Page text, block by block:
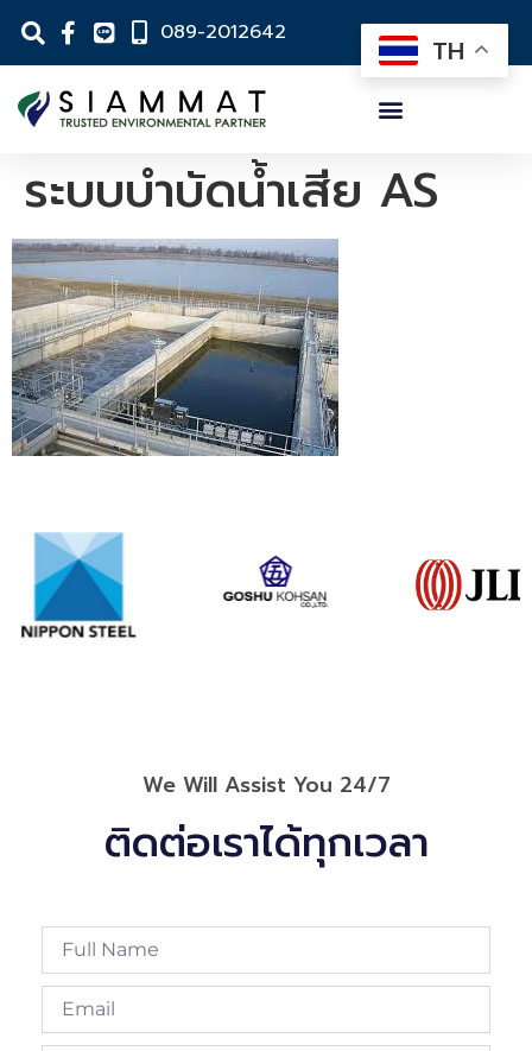
089-2012642
ระบบบำบัดน้ำเสีย AS
We Will Assist You 24/7
ติดต่อเราได้ทุกเวลา
TH